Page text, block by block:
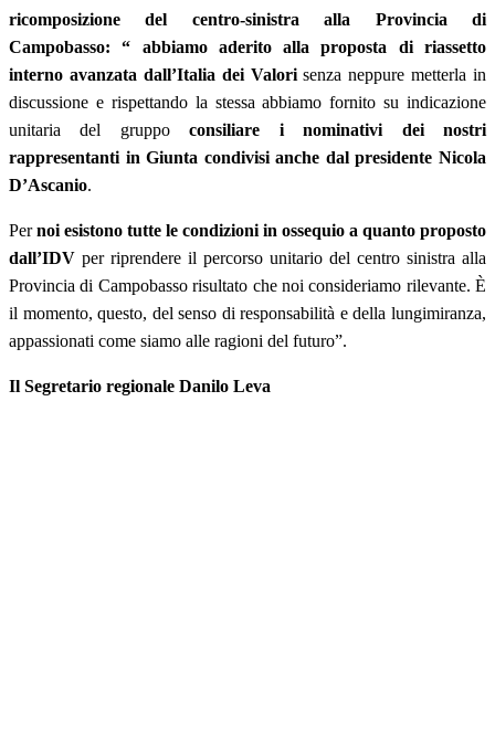
ricomposizione del centro-sinistra alla Provincia di
Campobasso: “ abbiamo aderito alla proposta di riassetto
interno avanzata dall’Italia dei Valorisenza neppure metterla in
discussione e rispettando la stessa abbiamo fornito su indicazione
unitaria del gruppoconsiliare i nominativi dei nostri
rappresentanti in Giunta condivisi anche dal presidente Nicola
D’Ascanio.
Pernoi esistono tutte le condizioni in ossequio a quanto proposto
dall’IDV per riprendere il percorso unitario del centro sinistra alla
Provincia di Campobasso risultato che noi consideriamo rilevante. È
il momento, questo, del senso di responsabilità e della lungimiranza,
appassionati come siamo alle ragioni del futuro”.
Il Segretario regionale Danilo Leva